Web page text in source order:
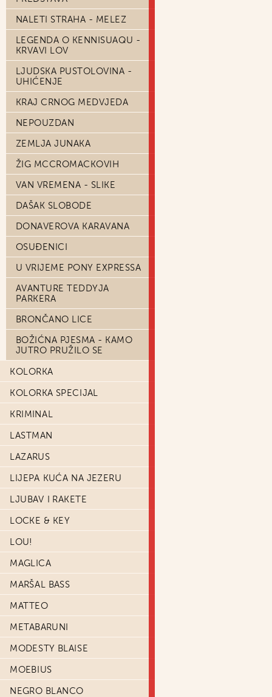
NALETI STRAHA - MELEZ
LEGENDA O KENNISUAQU -
KRVAVI LOV
LJUDSKA PUSTOLOVINA -
UHIĆENJE
KRAJ CRNOG MEDVJEDA
NEPOUZDAN
ZEMLJA JUNAKA
ŽIG MCCROMACKOVIH
VAN VREMENA - SLIKE
DAŠAK SLOBODE
DONAVEROVA KARAVANA
OSUĐENICI
U VRIJEME PONY EXPRESSA
AVANTURE TEDDYJA
PARKERA
BRONČANO LICE
BOŽIĆNA PJESMA - KAMO
JUTRO PRUŽILO SE
KOLORKA
KOLORKA SPECIJAL
KRIMINAL
LASTMAN
LAZARUS
LIJEPA KUĆA NA JEZERU
LJUBAV I RAKETE
LOCKE & KEY
LOU!
MAGLICA
MARŠAL BASS
MATTEO
METABARUNI
MODESTY BLAISE
MOEBIUS
NEGRO BLANCO